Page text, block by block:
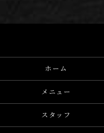
ホーム
メニュー
スタッフ